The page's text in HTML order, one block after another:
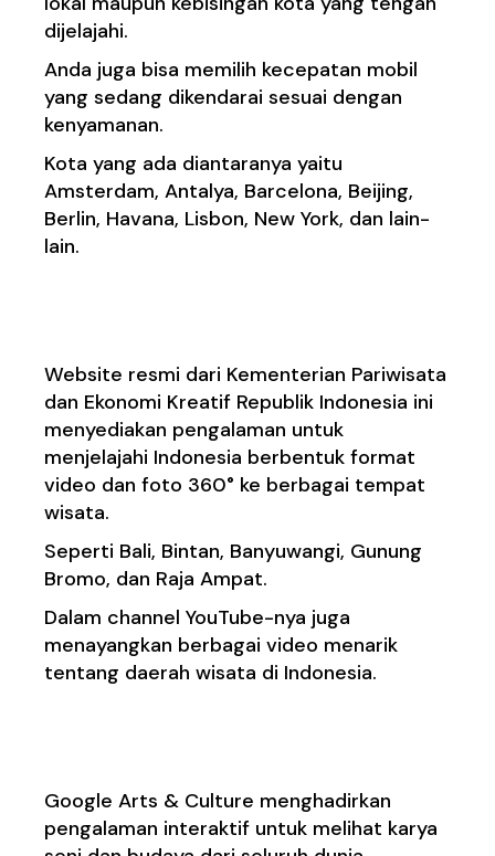
dijelajahi.
Anda juga bisa memilih kecepatan mobil
yang sedang dikendarai sesuai dengan
kenyamanan.
Kota yang ada diantaranya yaitu
Amsterdam, Antalya, Barcelona, Beijing,
Berlin, Havana, Lisbon, New York, dan lain-
lain.
Website resmi dari Kementerian Pariwisata
dan Ekonomi Kreatif Republik Indonesia ini
menyediakan pengalaman untuk
menjelajahi Indonesia berbentuk format
video dan foto 360° ke berbagai tempat
wisata.
Seperti Bali, Bintan, Banyuwangi, Gunung
Bromo, dan Raja Ampat.
Dalam channel YouTube-nya juga
menayangkan berbagai video menarik
tentang daerah wisata di Indonesia.
Google Arts & Culture menghadirkan
pengalaman interaktif untuk melihat karya